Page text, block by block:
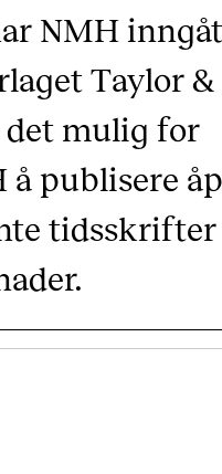
NMH
Taylor &
det mulig for
å publisere
tidsskrifter